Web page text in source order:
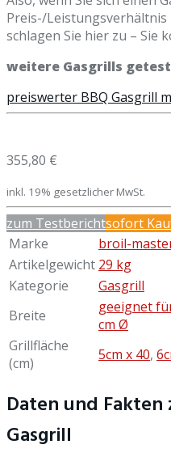
Preis-/
schlagen Sie hier zu – Sie
weitere Gasgrills
preiswerter BBQ Gasgrill
355,80 €
inkl. 19% gesetzlicher MwSt.
zum Testberichtsofort
Marke
broil-
Artikelgewicht 29 kg
Kategorie
Gasgrill
Breite
geeignet
cm Ø
Grillfläche
(cm)
5cm x 40,
Daten und
Gasgrill